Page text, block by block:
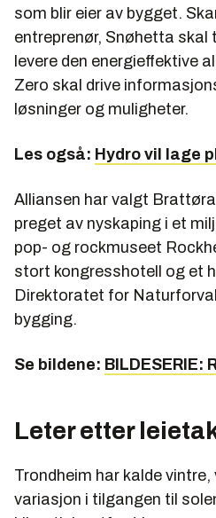
som blir eier av bygget.
entreprenør, Snøhetta skal
levere den energieffektive
Zero skal drive
løsninger og muligheter.
Les også: Hydro vil lage
Alliansen har valgt
preget av nyskaping i et
pop- og rockmuseet
stort kongresshotell og et
Direktoratet for
bygging.
Se bildene: BILDESERIE:
Leter etter
Trondheim har kalde
variasjon i tilgangen til